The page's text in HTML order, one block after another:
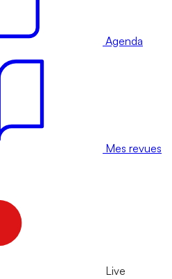
Agenda
Mes revues
Live